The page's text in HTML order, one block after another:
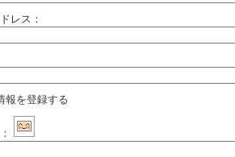
レス：
報を登録する